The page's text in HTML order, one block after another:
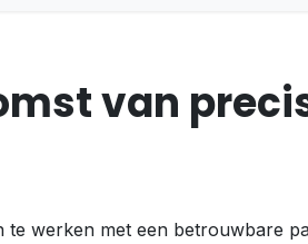
van
te werken met een betrouwbare